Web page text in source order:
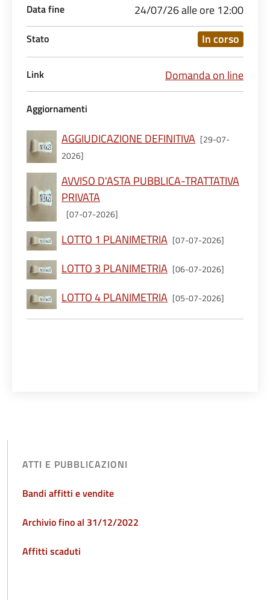
Data fine 24/07/26 alle ore 12:00
Stato In corso
Link Domanda on line
Aggiornamenti
AGGIUDICAZIONE DEFINITIVA [29-07-
2026]
AVVISO D'ASTA PUBBLICA-TRATTATIVA
PRIVATA
[07-07-2026]
LOTTO 1 PLANIMETRIA [07-07-2026]
LOTTO 3 PLANIMETRIA [06-07-2026]
LOTTO 4 PLANIMETRIA [05-07-2026]
ATTI E PUBBLICAZIONI
Bandi affitti e vendite
Archivio fino al 31/12/2022
Affitti scaduti